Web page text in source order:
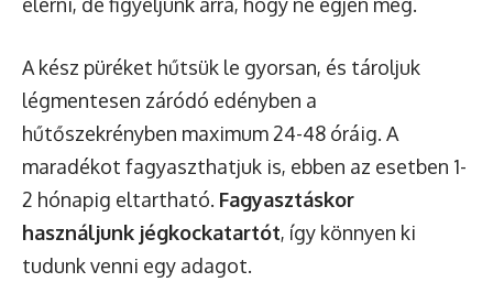
A kész püréket hűtsük le gyorsan, és tároljuk
légmentesen záródó edényben a
hűtőszekrényben maximum 24-48 óráig. A
maradékot fagyaszthatjuk is, ebben az esetben 1-
2 hónapig eltartható. Fagyasztáskor
használjunk jégkockatartót, így könnyen ki
tudunk venni egy adagot.